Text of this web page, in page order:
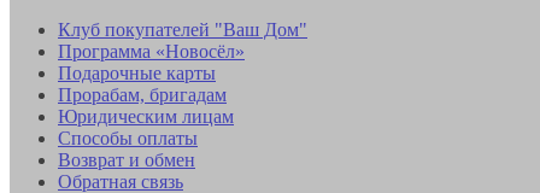
Клуб покупателей "Ваш Дом"
Программа «Новосёл»
Подарочные карты
Прорабам, бригадам
Юридическим лицам
Способы оплаты
Возврат и обмен
Обратная связь